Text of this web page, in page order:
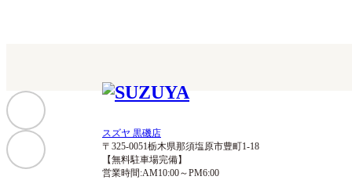
スズヤ 黒磯店
〒325-0051栃木県那須塩原市豊町1-18
【無料駐車場完備】
営業時間:AM10:00～PM6:00